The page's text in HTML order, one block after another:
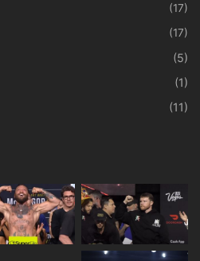
(17)
(17)
(5)
(1)
(11)